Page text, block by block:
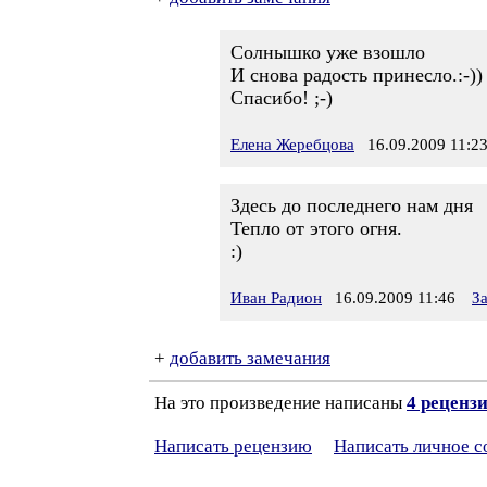
Солнышко уже взошло
И снова радость принесло.:-))
Спасибо! ;-)
Елена Жеребцова 16.09.2009 11:23
Здесь до последнего нам дня
Тепло от этого огня.
:)
Иван Радион 16.09.2009 11:46
+ добавить замечания
На это произведение написаны 4
Написать рецензию Написать личное